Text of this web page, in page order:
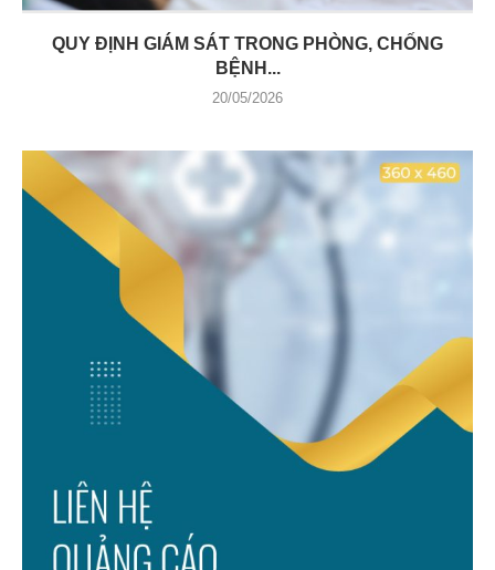
QUY ĐỊNH GIÁM SÁT TRONG PHÒNG, CHỐNG
BỆNH...
20/05/2026